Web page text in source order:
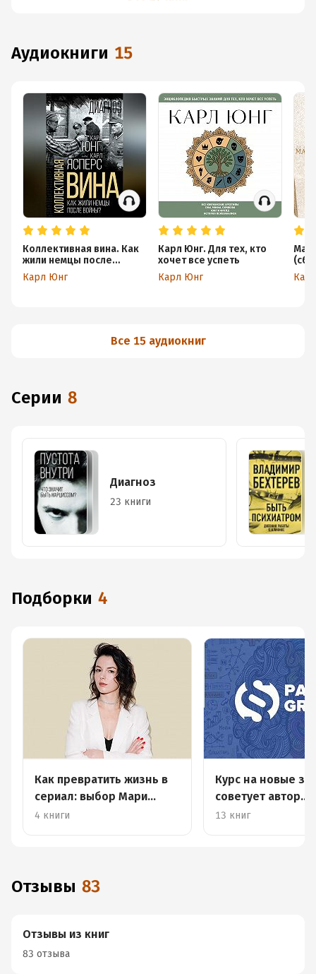
аудиокниги 15
Коллективная вина. Как
жили немцы после
войны?
Карл Юнг
Карл Юнг. Для тех, кто
хочет все успеть
Карл Юнг
Все 15 аудиокниг
Серии 8
Диагноз
23 книги
Подборки 4
Как превратить жизнь в
сериал: выбор Мари
Сикорской
4 книги
Курс на новые
советует автор
телеграм-канала
13 книг
Отзывы 83
Отзывы из книг
83 отзыва